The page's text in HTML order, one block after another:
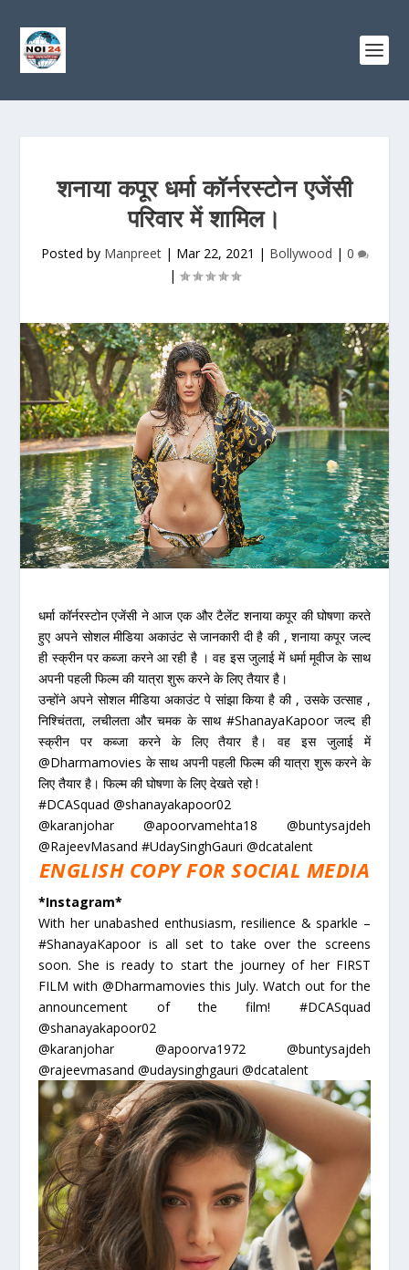
शनाया कपूर धर्मा कॉर्नरस्टोन एजेंसी
परिवार में शामिल।
Posted by Manpreet| Mar 22, 2021 | Bollywood | 0
|
धर्मा कॉर्नरस्टोन एजेंसी ने आज एक और टैलेंट शनाया कपूर की घोषणा करते
हुए अपने सोशल मीडिया अकाउंट से जानकारी दी है की , शनाया कपूर जल्द
ही स्क्रीन पर कब्जा करने आ रही है । वह इस जुलाई में धर्मा मूवीज के साथ
अपनी पहली फिल्म की यात्रा शुरू करने के लिए तैयार है।
उन्होंने अपने सोशल मीडिया अकाउंट पे सांझा किया है की , उसके उत्साह ,
निश्चिंतता, लचीलता और चमक के साथ #ShanayaKapoor जल्द ही
स्क्रीन पर कब्जा करने के लिए तैयार है। वह इस जुलाई में
@Dharmamovies के साथ अपनी पहली फिल्म की यात्रा शुरू करने के
लिए तैयार है। फिल्म की घोषणा के लिए देखते रहो !
#DCASquad @shanayakapoor02
@karanjohar @apoorvamehta18 @buntysajdeh
@RajeevMasand #UdaySinghGauri @dcatalent
ENGLISH COPY FOR SOCIAL MEDIA
*Instagram*
With her unabashed enthusiasm, resilience & sparkle –
#ShanayaKapoor is all set to take over the screens
soon. She is ready to start the journey of her FIRST
FILM with @Dharmamovies this July. Watch out for the
announcement of the film! #DCASquad
@shanayakapoor02
@karanjohar @apoorva1972 @buntysajdeh
@rajeevmasand @udaysinghgauri @dcatalent